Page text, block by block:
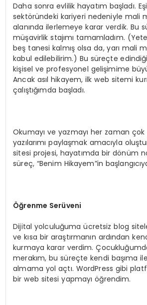
Daha sonra evlilik hayatım başladı.
sektöründeki kariyeri nedeniyle mali
alanında ilerlemeye karar verdik. Bu
müşavirlik stajımı tamamladım.
beş tanesi kalmış olsa da, yarı mali
kabul edilebilirim.) Bu süreçte
kişisel ve profesyonel gelişimime
Ancak asıl hikayem, ilk web sitemi
çalıştığımda başladı.
Okumayı ve yazmayı her zaman çok
yazılarımı paylaşmak amacıyla
sitesi projesi, hayatımda bir dönüm
süreç, “Benim Hikayem”in
Öğrenme Serüveni
Dijital yolculuğuma ücretsiz blog
ve kısa bir araştırmanın ardından
kurmaya karar verdim.
merakım, bu süreçte kendi başıma
almama yol açtı. WordPress gibi
bir web sitesi yapmayı öğrendim.